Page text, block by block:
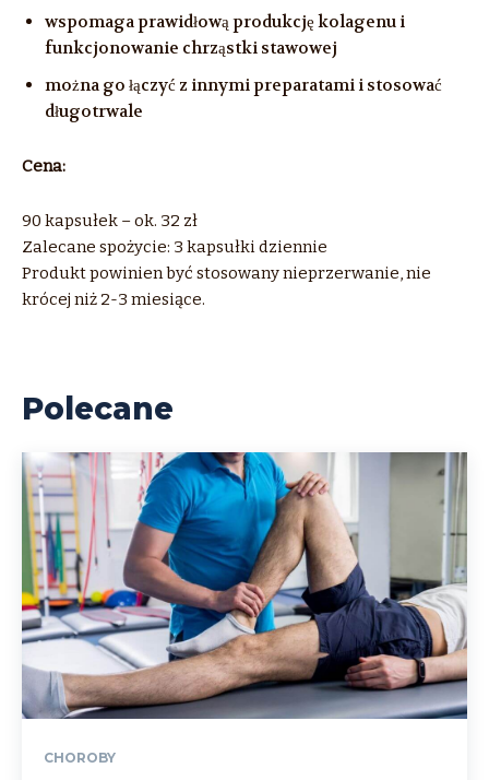
wspomaga prawidłową produkcję kolagenu i
funkcjonowanie chrząstki stawowej
można go łączyć z innymi preparatami i stosować
długotrwale
Cena:
90 kapsułek – ok. 32 zł
Zalecane spożycie: 3 kapsułki dziennie
Produkt powinien być stosowany nieprzerwanie, nie
krócej niż 2-3 miesiące.
Polecane
CHOROBY